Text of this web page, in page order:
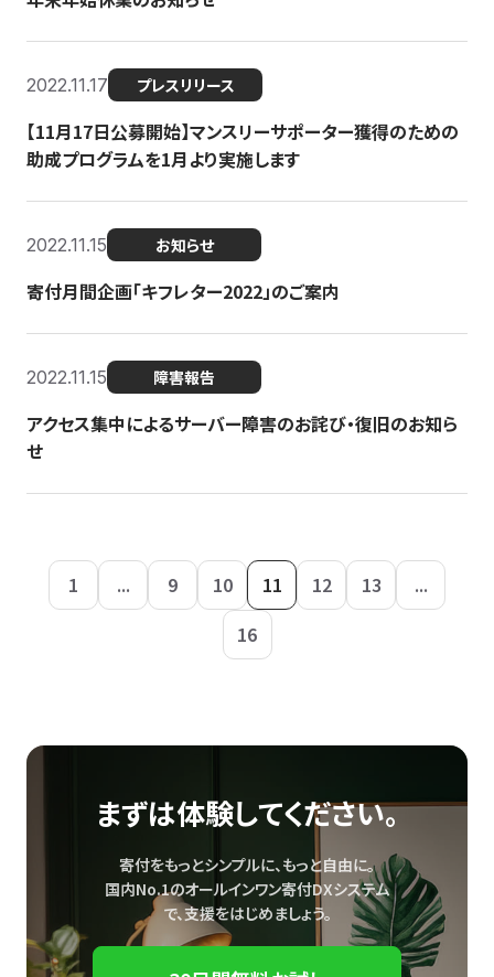
2022.11.17 プレスリリース
【11月17日公募開始】マンスリーサポーター獲得のための
助成プログラムを1月より実施します
2022.11.15 お知らせ
寄付月間企画「キフレター2022」のご案内
2022.11.15 障害報告
アクセス集中によるサーバー障害のお詫び・復旧のお知ら
せ
1 ... 9 10 11 12 13
...
16
まずは体験してください。
寄付をもっとシンプルに、もっと自由に。
国内No.1のオールインワン寄付DXシステム
で、支援をはじめましょう。